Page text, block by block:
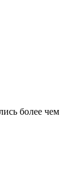
более чем